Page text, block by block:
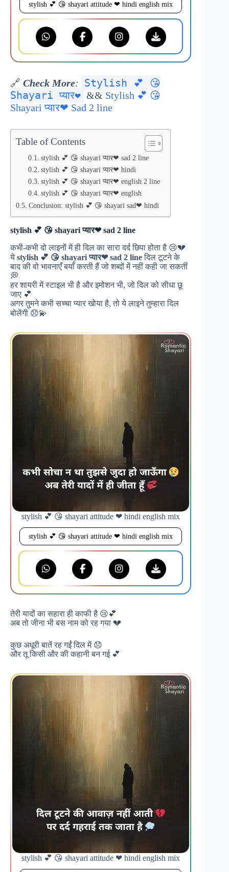
stylish 💕 😘 shayari attitude ❤ hindi english mix
🔗 Check More:
Stylish 💕 😘
Shayari प्यार❤ && Stylish 💕 😘
Shayari प्यार❤ Sad 2 line
Table of Contents
stylish 💕 😘 shayari प्यार❤ sad 2 line
stylish 💕 😘 shayari प्यार❤ hindi
stylish 💕 😘 shayari प्यार❤ english 2 line
stylish 💕 😘 shayari प्यार❤ english
Conclusion: stylish 💕 😘 shayari sad❤ hindi
stylish 💕 😘 shayari प्यार❤ sad 2 line
कभी-कभी दो लाइनों में ही दिल का सारा दर्द छिपा होता है 😢💔
ये stylish 💕 😘 shayari प्यार❤ sad 2 lineदिल टूटने के
बाद की वो भावनाएँ बयाँ करती हैं जो शब्दों में नहीं कही जा सकतीं
💭
हर शायरी में स्टाइल भी है और इमोशन भी, जो दिल को सीधा छू
जाए 💕
अगर तुमने कभी सच्चा प्यार खोया है, तो ये लाइने तुम्हारा दिल
बोलेंगी 😞💫
stylish 💕 😘 shayari attitude ❤ hindi english mix
stylish 💕 😘 shayari attitude ❤ hindi english mix
तेरी यादों का सहारा ही काफी है 😢💕
अब तो जीना भी बस नाम को रह गया 💔
कुछ अधूरी बातें रह गईं दिल में 😞
और तू किसी और की कहानी बन गई 💕
stylish 💕 😘 shayari attitude ❤ hindi english mix